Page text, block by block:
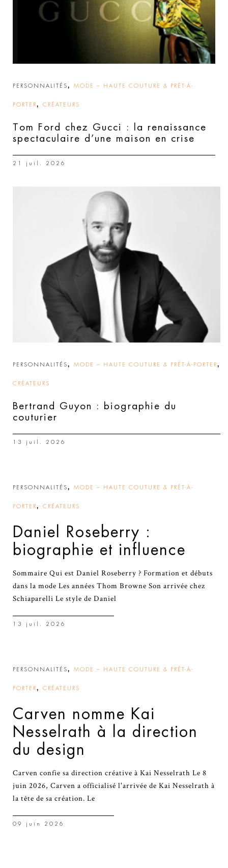
PERSONNALITÉS, MODE – HAUTE COUTURE & PRÊT-À-
PORTER, CRÉATEURS
Tom Ford chez Gucci : la renaissance
spectaculaire d’une maison en crise
21 juil. 2026
PERSONNALITÉS, MODE – HAUTE COUTURE & PRÊT-À-PORTER,
CRÉATEURS
Bertrand Guyon : biographie du
couturier
13 juil. 2026
PERSONNALITÉS, MODE – HAUTE COUTURE & PRÊT-À-
PORTER, CRÉATEURS
Daniel Roseberry :
biographie et influence
Sommaire Qui est Daniel Roseberry ? Formation et débuts
dans la mode Les années Thom Browne Son arrivée chez
Schiaparelli Le style de Daniel
13 juil. 2026
PERSONNALITÉS, MODE – HAUTE COUTURE & PRÊT-À-
PORTER, CRÉATEURS
Carven nomme Kai
Nesselrath à la direction
du design
Carven confie sa direction créative à Kai Nesselrath Le 8
juin 2026, Carven a officialisé l'arrivée de Kai Nesselrath à
la tête de sa création. Le
09 juin 2026